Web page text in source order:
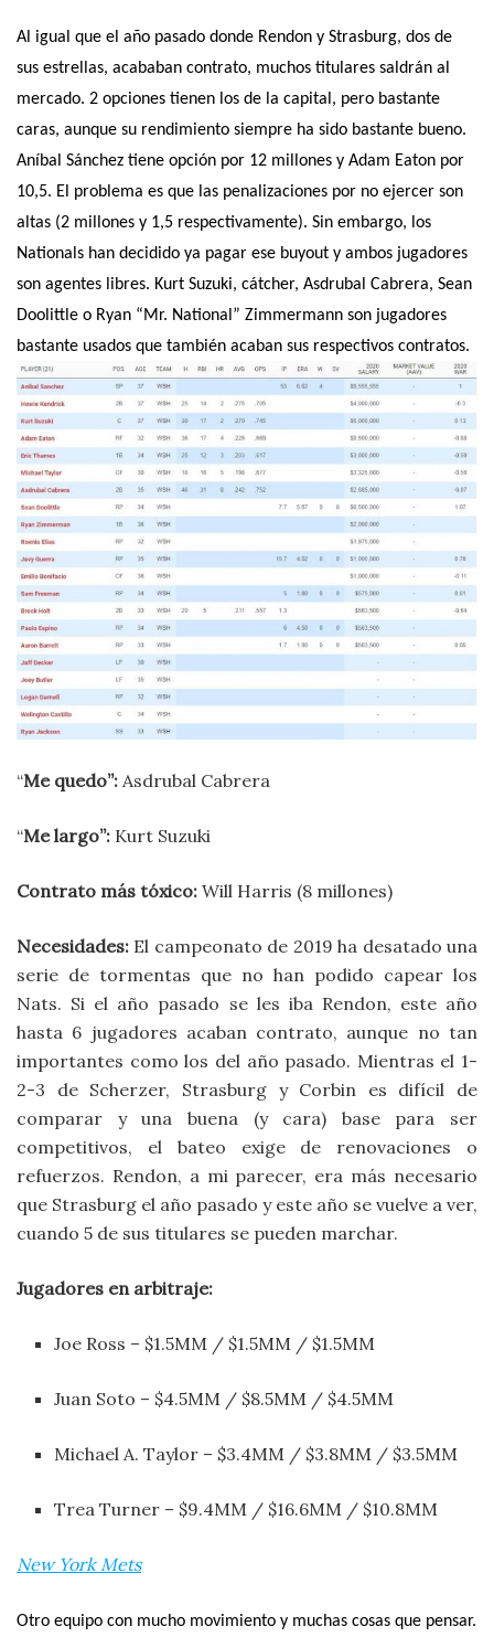
Al igual que el año pasado donde Rendon y Strasburg, dos de
sus estrellas, acababan contrato, muchos titulares saldrán al
mercado. 2 opciones tienen los de la capital, pero bastante
caras, aunque su rendimiento siempre ha sido bastante bueno.
Aníbal Sánchez tiene opción por 12 millones y Adam Eaton por
10,5. El problema es que las penalizaciones por no ejercer son
altas (2 millones y 1,5 respectivamente). Sin embargo, los
Nationals han decidido ya pagar ese buyout y ambos jugadores
son agentes libres. Kurt Suzuki, cátcher, Asdrubal Cabrera, Sean
Doolittle o Ryan “Mr. National” Zimmermann son jugadores
bastante usados que también acaban sus respectivos contratos.
“Me quedo”: Asdrubal Cabrera
“Me largo”: Kurt Suzuki
Contrato más tóxico: Will Harris (8 millones)
Necesidades: El campeonato de 2019 ha desatado una
serie de tormentas que no han podido capear los
Nats. Si el año pasado se les iba Rendon, este año
hasta 6 jugadores acaban contrato, aunque no tan
importantes como los del año pasado. Mientras el 1-
2-3 de Scherzer, Strasburg y Corbin es difícil de
comparar y una buena (y cara) base para ser
competitivos, el bateo exige de renovaciones o
refuerzos. Rendon, a mi parecer, era más necesario
que Strasburg el año pasado y este año se vuelve a ver,
cuando 5 de sus titulares se pueden marchar.
Jugadores en arbitraje:
Joe Ross – $1.5MM / $1.5MM / $1.5MM
Juan Soto – $4.5MM / $8.5MM / $4.5MM
Michael A. Taylor – $3.4MM / $3.8MM / $3.5MM
Trea Turner – $9.4MM / $16.6MM / $10.8MM
New York Mets
Otro equipo con mucho movimiento y muchas cosas que pensar.